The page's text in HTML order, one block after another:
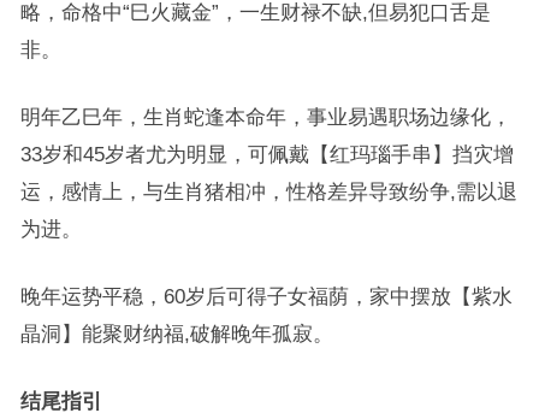
略，命格中“巳火藏金”，一生财禄不缺,但易犯口舌是
非。
明年乙巳年，生肖蛇逢本命年，事业易遇职场边缘化，
33岁和45岁者尤为明显，可佩戴【红玛瑙手串】挡灾增
运，感情上，与生肖猪相冲，性格差异导致纷争,需以退
为进。
晚年运势平稳，60岁后可得子女福荫，家中摆放【紫水
晶洞】能聚财纳福,破解晚年孤寂。
结尾指引